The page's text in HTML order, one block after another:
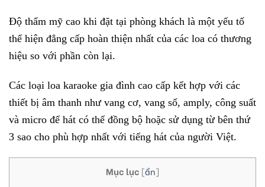
Độ thẩm mỹ cao khi đặt tại phòng khách là một yếu tố
thể hiện đẳng cấp hoàn thiện nhất của các loa có thương
hiệu so với phần còn lại.
Các loại loa karaoke gia đình cao cấp kết hợp với các
thiết bị âm thanh như vang cơ, vang số, amply, công suất
và micro để hát có thể đồng bộ hoặc sử dụng từ bên thứ
3 sao cho phù hợp nhất với tiếng hát của người Việt.
Mục lục [ẩn]